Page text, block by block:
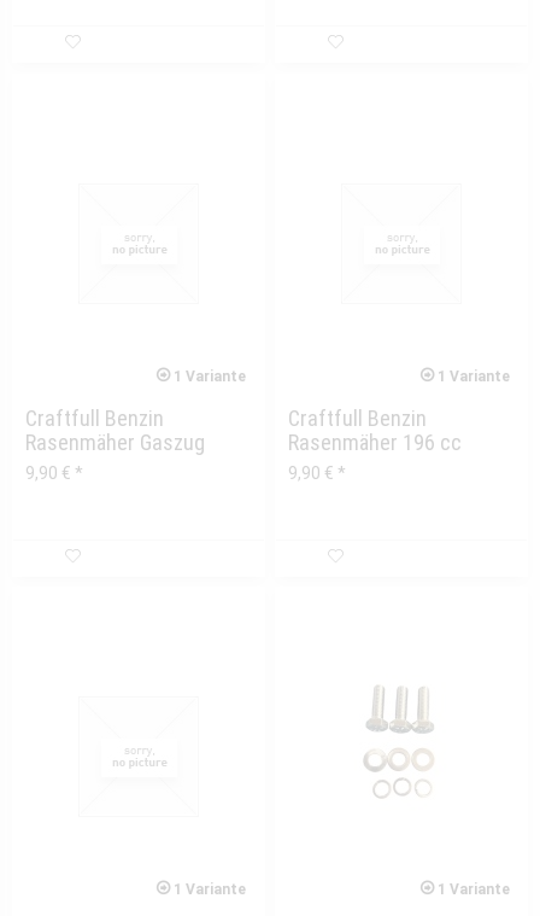
1 Variante
Craftfull Benzin
Rasenmäher Gaszug
9,90 € *
1 Variante
Craftfull Benzin
Rasenmäher 196 cc
Kupplungszug
9,90 € *
1 Variante 1 Variante